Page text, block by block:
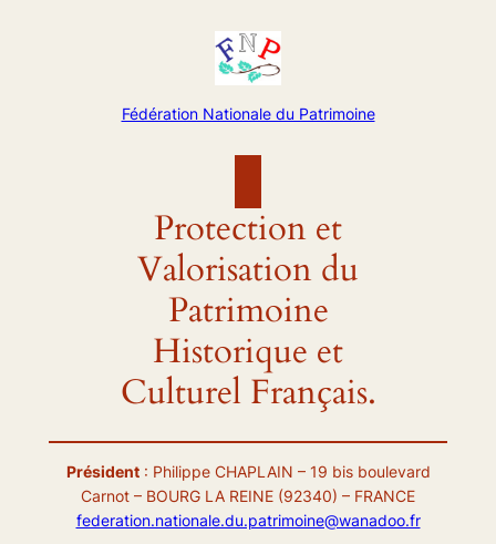
Fédération Nationale du Patrimoine
Protection et
Valorisation du
Patrimoine
Historique et
Culturel Français.
Président: Philippe CHAPLAIN – 19 bis boulevard
Carnot – BOURG LA REINE (92340) – FRANCE
federation.nationale.du.patrimoine@wanadoo.fr